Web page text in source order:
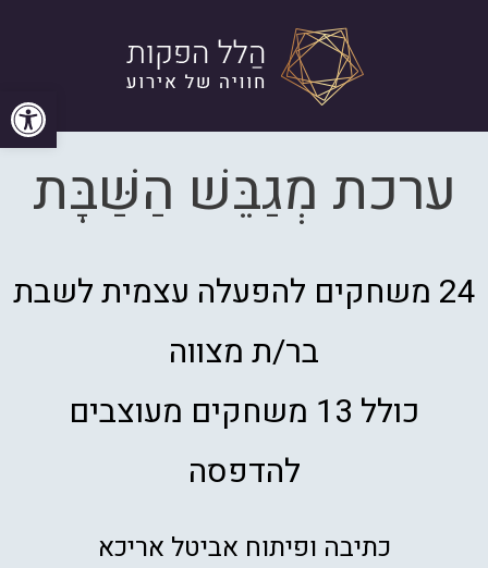
פתח
ערכת מְגַבֵּשׁ הַשַּׁבָּת
24 משחקים להפעלה עצמית לשבת
בר/ת מצווה
כולל 13 משחקים מעוצבים
להדפסה
כתיבה ופיתוח אביטל אריכא